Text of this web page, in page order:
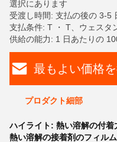
選択にあります
受渡し時間: 支払の後の 3-5
支払条件: T ・ T、ウェスタ
供給の能力: 1 日あたりの
最もよい価格
プロダクト細部
ハイライト: 熱い溶解の付着
熱い溶解の接着剤のフィルム